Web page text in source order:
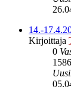
14.-
Kirjoittaja
0